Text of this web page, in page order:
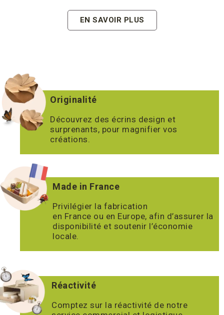
EN SAVOIR PLUS
Originalité
Découvrez des écrins design et
surprenants, pour magnifier vos
créations.
Made in France
Privilégier la fabrication
en France ou en Europe, afin d’assurer la
disponibilité et soutenir l’économie
locale.
Réactivité
Comptez sur la réactivité de notre